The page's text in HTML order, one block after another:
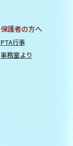
保護者の方へ
PTA行事
事務室より